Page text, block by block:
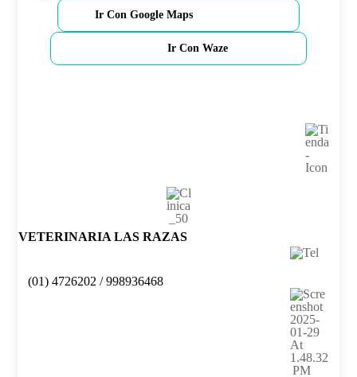
Ir Con Google Maps
Ir Con Waze
VETERINARIA LAS RAZAS
(01) 4726202 / 998936468